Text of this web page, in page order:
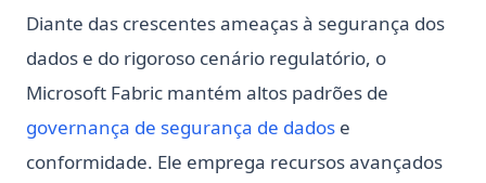
Why is ChatGPT Slow? It Might Not Be Your Fault
Python String Replace: Complete Guide to str.replace() and
Beyond
Python String Replace: Guia completo de str.replace() e
além
Python Switch Case: How to Implement Switch Statements
Diante das crescentes ameaças à segurança dos
dados e do rigoroso cenário regulatório, o
Microsoft Fabric mantém altos padrões de
governança de segurança de dados(opens in a new
e
conformidade. Ele emprega recursos avançados